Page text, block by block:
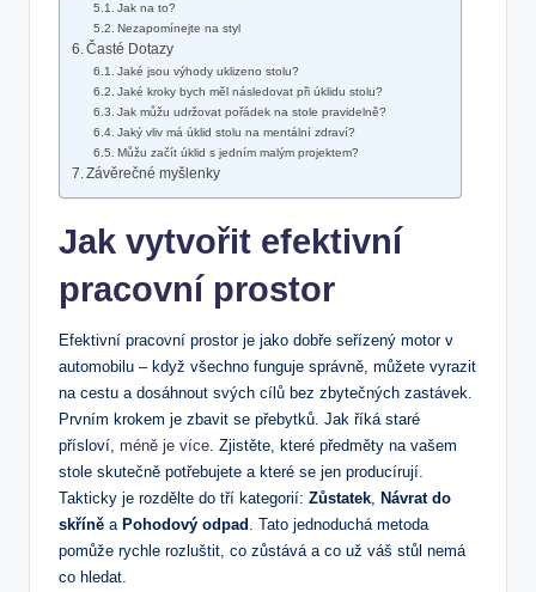
Jak na to?
Nezapomínejte na styl
Časté Dotazy
Jaké ​jsou výhody uklizeno stolu?
Jaké kroky bych měl následovat při⁤ úklidu stolu?
Jak můžu udržovat pořádek na stole pravidelně?
Jaký vliv má úklid stolu na mentální zdraví?
Můžu začít úklid s jedním malým projektem?
Závěrečné myšlenky
Jak vytvořit efektivní
pracovní prostor
Efektivní pracovní prostor je jako dobře seřízený motor v
automobilu – když všechno funguje správně, můžete vyrazit
na cestu a dosáhnout svých cílů bez zbytečných zastávek.
Prvním krokem je‌ zbavit se přebytků. Jak říká staré
přísloví, méně je více. Zjistěte, které ⁢předměty na vašem
stole skutečně potřebujete⁣ a které ⁣se jen ⁣producírují.
Takticky je rozdělte do tří kategorií: Zůstatek, Návrat do
skříně a⁢ Pohodový odpad . Tato⁣ jednoduchá metoda
pomůže rychle rozluštit, co zůstává a co už váš stůl nemá
co⁢ hledat.